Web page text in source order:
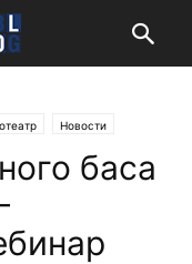
Новости
баса